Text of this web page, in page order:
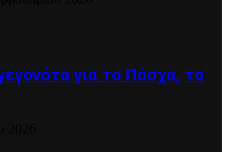
για το Πάσχα, τα